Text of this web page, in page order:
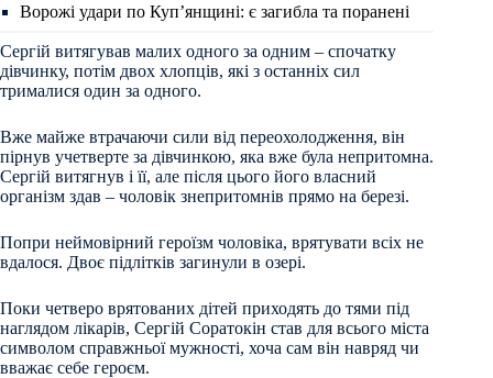
Ворожі удари по Куп’янщині: є загибла та поранені
Сергій витягував малих одного за одним – спочатку
дівчинку, потім двох хлопців, які з останніх сил
трималися один за одного.
Вже майже втрачаючи сили від переохолодження, він
пірнув учетверте за дівчинкою, яка вже була непритомна.
Сергій витягнув і її, але після цього його власний
організм здав – чоловік знепритомнів прямо на березі.
Попри неймовірний героїзм чоловіка, врятувати всіх не
вдалося. Двоє підлітків загинули в озері.
Поки четверо врятованих дітей приходять до тями під
наглядом лікарів, Сергій Соратокін став для всього міста
символом справжньої мужності, хоча сам він навряд чи
вважає себе героєм.